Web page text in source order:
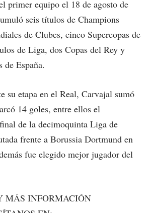
primer equipo el 18 de agosto de
seis títulos de Champions
de Clubes, cinco Supercopas de
de Liga, dos Copas del Rey y
de España.
su etapa en el Real, Carvajal sumó
14 goles, entre ellos el
de la decimoquinta Liga de
frente a Borussia Dortmund en
fue elegido mejor jugador del
MÁS INFORMACIÓN